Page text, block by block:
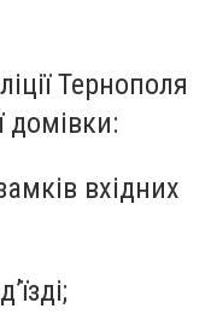
Тернополя
домівки:
вхідних